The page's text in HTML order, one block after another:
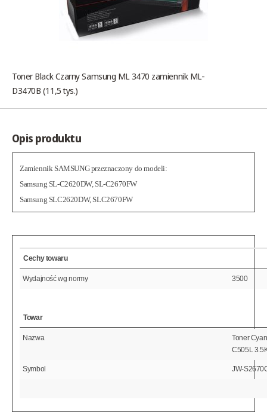
Toner Black Czarny Samsung ML 3470 zamiennik ML-
D3470B (11,5 tys.)
Opis produktu
Zamiennik SAMSUNG przeznaczony do modeli:
Samsung SL-C2620DW, SL-C2670FW
Samsung SLC2620DW, SLC2670FW
Cechy towaru
Wydajność wg normy 3500
Towar
Nazwa
Toner
C505L
Symbol JW-